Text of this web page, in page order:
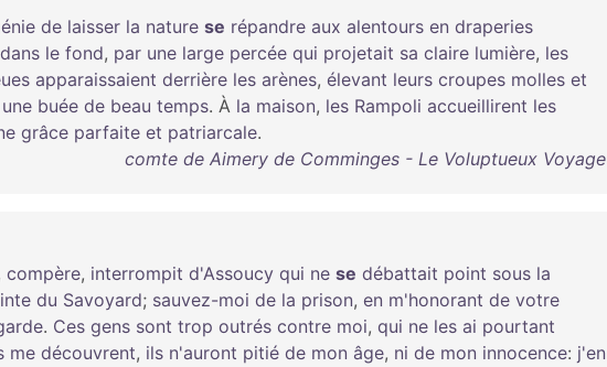
de laisser la nature se répandre aux alentours en draperies
dans le fond, par une large percée qui projetait sa claire lumière, les
apparaissaient derrière les arènes, élevant leurs croupes molles et
une buée de beau temps. À la maison, les Rampoli accueillirent les
grâce parfaite et patriarcale.
comte de Aimery de Comminges - Le Voluptueux Voyage
compère, interrompit d'Assoucy qui ne se débattait point sous la
du Savoyard; sauvez-moi de la prison, en m'honorant de votre
. Ces gens sont trop outrés contre moi, qui ne les ai pourtant
me découvrent, ils n'auront pitié de mon âge, ni de mon innocence: j'en